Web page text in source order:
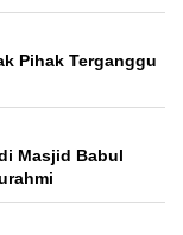
Pihak Terganggu
Masjid Babul